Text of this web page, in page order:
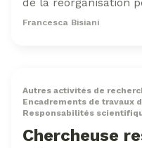
Francesca Bisiani
Autres activités de
Encadrements de travaux
Responsabilités
Chercheuse